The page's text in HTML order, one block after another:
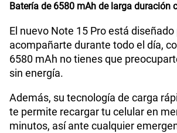
Batería de 6580 mAh de larga duración
El nuevo Note 15 Pro está diseñado
acompañarte durante todo el día,
6580 mAh no tienes que
sin energía.
Además, su tecnología de carga
te permite recargar tu celular en
minutos, así ante cualquier